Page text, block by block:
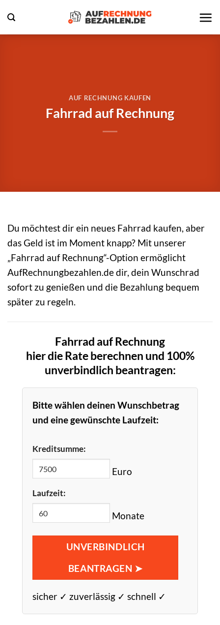
Inhalt
springen
AUF RECHNUNG KAUFEN
Fahrrad auf Rechnung
Du möchtest dir ein neues Fahrrad kaufen, aber
das Geld ist im Moment knapp? Mit unserer
„Fahrrad auf Rechnung“-Option ermöglicht
AufRechnungbezahlen.de dir, dein Wunschrad
sofort zu genießen und die Bezahlung bequem
später zu regeln.
Fahrrad auf Rechnung
hier die Rate berechnen und 100%
unverbindlich beantragen:
Bitte wählen deinen Wunschbetrag
und eine gewünschte Laufzeit:
Kreditsumme:
Euro
Laufzeit:
Monate
UNVERBINDLICH
BEANTRAGEN ➤
sicher ✓ zuverlässig ✓ schnell ✓